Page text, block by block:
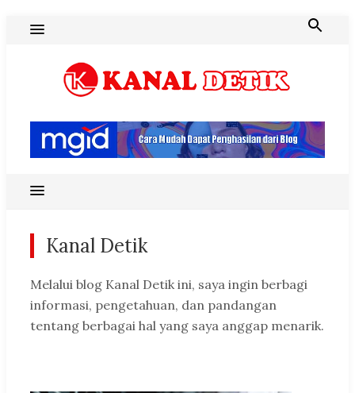
Kanal Detik
Melalui blog Kanal Detik ini, saya ingin berbagi
informasi, pengetahuan, dan pandangan
tentang berbagai hal yang saya anggap menarik.